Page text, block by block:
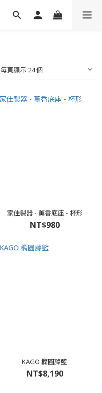
每頁顯示 24 個
家佳製器 - 薰香底座 - 杯形
NT$980
KAGO 橢圓藤籃
NT$8,190